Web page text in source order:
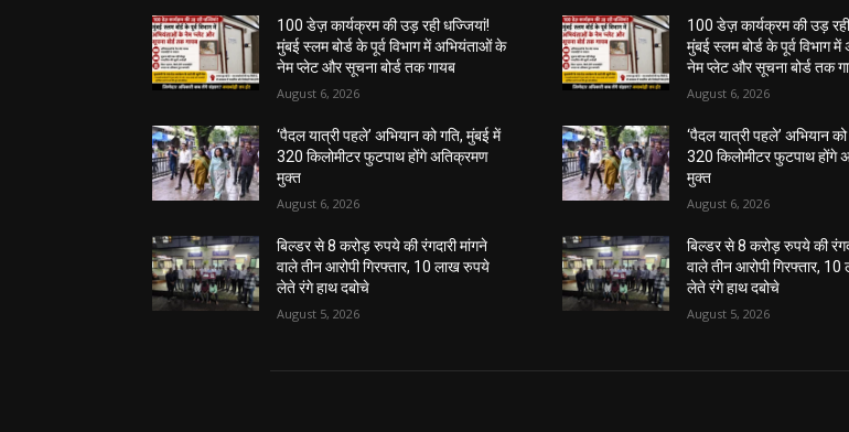
100 डेज़ कार्यक्रम की उड़ रही धज्जियां!
मुंबई स्लम बोर्ड के पूर्व विभाग में अभियंताओं के
नेम प्लेट और सूचना बोर्ड तक गायब
August 6, 2026
‘पैदल यात्री पहले’ अभियान को गति, मुंबई में
320 किलोमीटर फुटपाथ होंगे अतिक्रमण
मुक्त
August 6, 2026
बिल्डर से 8 करोड़ रुपये की रंगदारी मांगने
वाले तीन आरोपी गिरफ्तार, 10 लाख रुपये
लेते रंगे हाथ दबोचे
August 5, 2026
100 डेज़ कार्यक्रम की उड़
मुंबई स्लम बोर्ड के पूर्व विभाग
नेम प्लेट और सूचना बोर्ड तक
August 6, 2026
‘पैदल यात्री पहले’ अभियान
320 किलोमीटर फुटपाथ होंगे
मुक्त
August 6, 2026
बिल्डर से 8 करोड़ रुपये की
वाले तीन आरोपी गिरफ्तार,
लेते रंगे हाथ दबोचे
August 5, 2026